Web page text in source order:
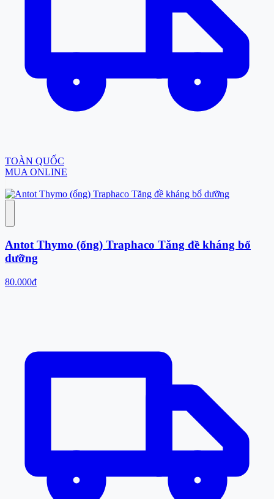
TOÀN QUỐC
MUA ONLINE
Antot Thymo (ống) Traphaco Tăng đề kháng bổ
dưỡng
80.000đ